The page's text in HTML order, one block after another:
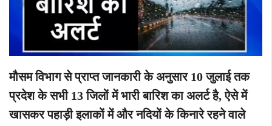
मौसम विभाग से प्राप्त जानकारी के अनुसार 10 जुलाई तक
प्रदेश के सभी 13 जिलों में भारी बारिश का अलर्ट है, ऐसे में
खासकर पहाड़ी इलाकों में और नदियों के किनारे रहने वाले